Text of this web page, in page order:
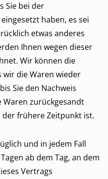
Sie bei der
haben, es sei
etwas anderes
Ihnen wegen dieser
Wir können die
wir die Waren wieder
Sie den Nachweis
Waren zurückgesandt
der frühere Zeitpunkt ist.
und in jedem Fall
ab dem Tag, an dem
Vertrags